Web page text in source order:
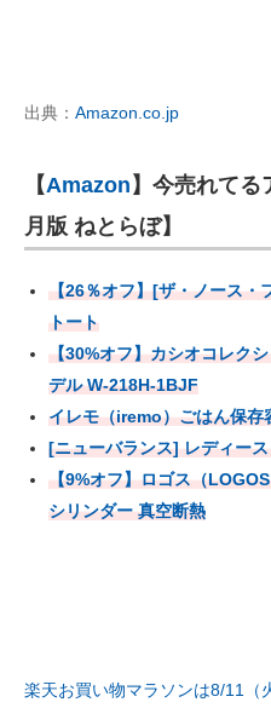
出典： Amazon.co.jp
【Amazon 】今売れてる
月版 ねとらぼ】
【26％オフ】[ザ・ノース・
トート
【30%オフ】カシオコレク
デル W-218H-1BJF
イレモ（iremo）ごはん保存
[ニューバランス] レディー
【9%オフ】ロゴス（
シリンダー 真空断熱
楽天お買い物マラソンは8/11（